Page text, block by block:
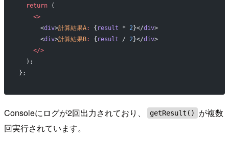
  return
(
    <>
      <
div>計算結果A: { result * 2}</div>
      <
div>計算結果B: { result / 2}</div>
    </>
  );
};
Consoleにログが2回出力されており、 getResult()
が複数
回実行されています。